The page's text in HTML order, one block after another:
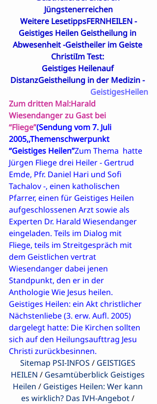
Jüngstenerreichen
Weitere LesetippsFERNHEILEN -
Geistiges Heilen Geistheilung in
Abwesenheit -Geistheiler im Geiste
ChristiIm Test:
Geistiges Heilenauf
DistanzGeistheilung in der Medizin -
GeistigesHeilen
Zum dritten Mal:Harald
Wiesendanger zu Gast bei
“Fliege”(Sendung vom 7. Juli
2005,,Themenschwerpunkt
“Geistiges Heilen”Zum Thema hatte
Jürgen Fliege drei Heiler - Gertrud
Emde, Pfr. Daniel Hari und Sofi
Tachalov -, einen katholischen
Pfarrer, einen für Geistiges Heilen
aufgeschlossenen Arzt sowie als
Experten Dr. Harald Wiesendanger
eingeladen. Teils im Dialog mit
Fliege, teils im Streitgespräch mit
dem Geistlichen vertrat
Wiesendanger dabei jenen
Standpunkt, den er in der
Anthologie Wie Jesus heilen.
Geistiges Heilen: ein Akt christlicher
Nächstenliebe (3. erw. Aufl. 2005)
dargelegt hatte: Die Kirchen sollten
sich auf den Heilungsaufttrag Jesu
Christi zurückbesinnen.
Sitemap PSI-INFOS / GEISTIGES
HEILEN / Gesamtüberblick Geistiges
Heilen / Geistiges Heilen: Wer kann
es wirklich? Das IVH-Angebot /